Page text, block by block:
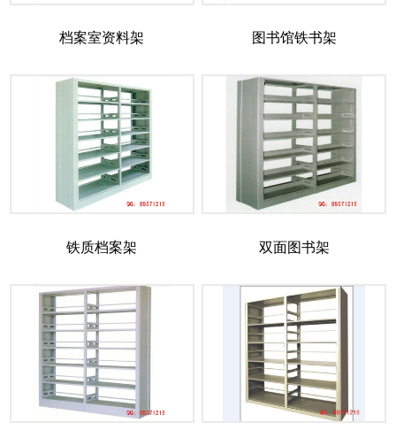
档案室资料架 图书馆铁书架
铁质档案架 双面图书架